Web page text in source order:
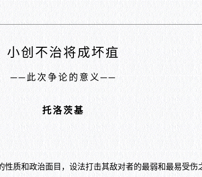
小创不治将成坏疽
──此次争论的意义──
托洛茨基
和政治面目，设法打击其敌对者的最弱和最易受伤